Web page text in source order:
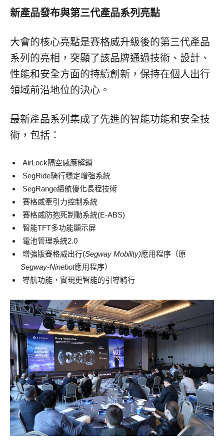
新產品發布與第三代產品系列亮點
大會的核心亮點是賽格威升級後的第三代產品
系列的亮相，突顯了該品牌通過技術、設計、
性能和安全方面的持續創新，保持在個人出行
領域前沿地位的決心。
最新產品系列集成了先進的智能功能和安全技
術，包括：
AirLock隔空感應解鎖
SegRide騎行穩定增強系統
SegRange續航優化長程技術
賽格威牽引力控制系統
賽格威防抱死制動系統(E-ABS)
智能TFT多功能顯示屏
電池管理系統2.0
增強版賽格威出行(Segway Mobility)應用程序（原
Segway-Ninebot應用程序）
導航功能，實現更智能的引導騎行